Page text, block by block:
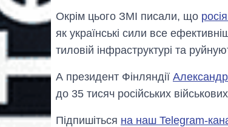
Окрім цього ЗМІ писали, що
як українські сили все
тиловій інфраструктурі та
А президент Фінляндії
до 35 тисяч російських
Підпишіться на наш Telegram-